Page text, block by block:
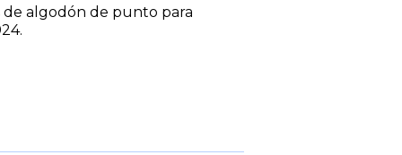
de algodón de punto para